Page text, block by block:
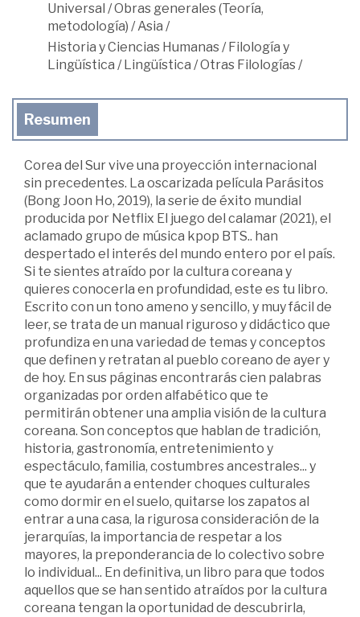
Universal /Obras generales (Teoría,
metodología) /Asia /
Historia y Ciencias Humanas/ Filología y
Lingüística / Lingüística /Otras Filologías/
Resumen
Corea del Sur vive una proyección internacional
sin precedentes. La oscarizada película Parásitos
(Bong Joon Ho, 2019), la serie de éxito mundial
producida por Netflix El juego del calamar (2021), el
aclamado grupo de música kpop BTS.. han
despertado el interés del mundo entero por el país.
Si te sientes atraído por la cultura coreana y
quieres conocerla en profundidad, este es tu libro.
Escrito con un tono ameno y sencillo, y muy fácil de
leer, se trata de un manual riguroso y didáctico que
profundiza en una variedad de temas y conceptos
que definen y retratan al pueblo coreano de ayer y
de hoy. En sus páginas encontrarás cien palabras
organizadas por orden alfabético que te
permitirán obtener una amplia visión de la cultura
coreana. Son conceptos que hablan de tradición,
historia, gastronomía, entretenimiento y
espectáculo, familia, costumbres ancestrales... y
que te ayudarán a entender choques culturales
como dormir en el suelo, quitarse los zapatos al
entrar a una casa, la rigurosa consideración de la
jerarquías, la importancia de respetar a los
mayores, la preponderancia de lo colectivo sobre
lo individual... En definitiva, un libro para que todos
aquellos que se han sentido atraídos por la cultura
coreana tengan la oportunidad de descubrirla,